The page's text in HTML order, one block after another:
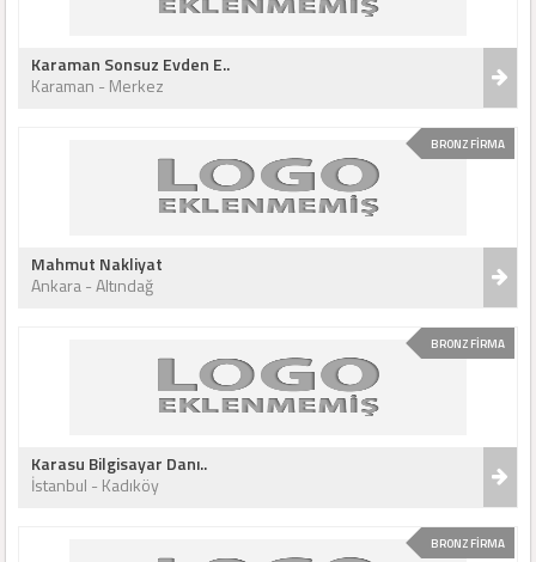
Karaman Sonsuz Evden E..
Karaman - Merkez
BRONZ FİRMA
Mahmut Nakliyat
Ankara - Altındağ
BRONZ FİRMA
Karasu Bilgisayar Danı..
İstanbul - Kadıköy
BRONZ FİRMA